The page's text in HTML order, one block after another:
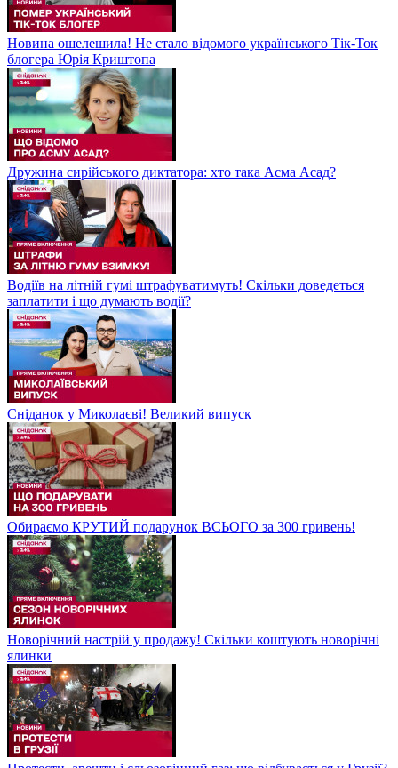
Новина ошелешила! Не стало відомого українського Тік-Ток
блогера Юрія Криштопа
Дружина сирійського диктатора: хто така Асма Асад?
Водіїв на літній гумі штрафуватимуть! Скільки доведеться
заплатити і що думають водії?
Сніданок у Миколаєві! Великий випуск
Обираємо КРУТИЙ подарунок ВСЬОГО за 300 гривень!
Новорічний настрій у продажу! Скільки коштують новорічні
ялинки